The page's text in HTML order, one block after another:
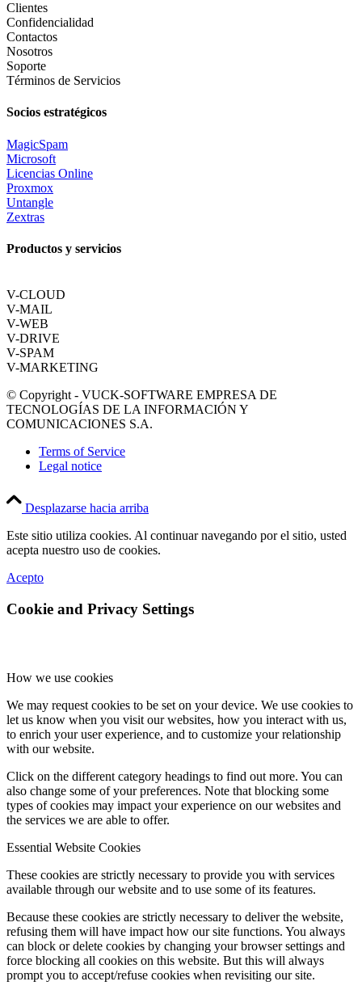
Clientes
Confidencialidad
Contactos
Nosotros
Soporte
Términos de Servicios
Socios estratégicos
MagicSpam
Microsoft
Licencias Online
Proxmox
Untangle
Zextras
Productos y servicios
V-CLOUD
V-MAIL
V-WEB
V-DRIVE
V-SPAM
V-MARKETING
© Copyright - VUCK-SOFTWARE EMPRESA DE
TECNOLOGÍAS DE LA INFORMACIÓN Y
COMUNICACIONES S.A.
Terms of Service
Legal notice
Desplazarse hacia arriba
Este sitio utiliza cookies. Al continuar navegando por el sitio, usted
acepta nuestro uso de cookies.
Acepto
Cookie and Privacy Settings
How we use cookies
We may request cookies to be set on your device. We use cookies to
let us know when you visit our websites, how you interact with us,
to enrich your user experience, and to customize your relationship
with our website.
Click on the different category headings to find out more. You can
also change some of your preferences. Note that blocking some
types of cookies may impact your experience on our websites and
the services we are able to offer.
Essential Website Cookies
These cookies are strictly necessary to provide you with services
available through our website and to use some of its features.
Because these cookies are strictly necessary to deliver the website,
refusing them will have impact how our site functions. You always
can block or delete cookies by changing your browser settings and
force blocking all cookies on this website. But this will always
prompt you to accept/refuse cookies when revisiting our site.